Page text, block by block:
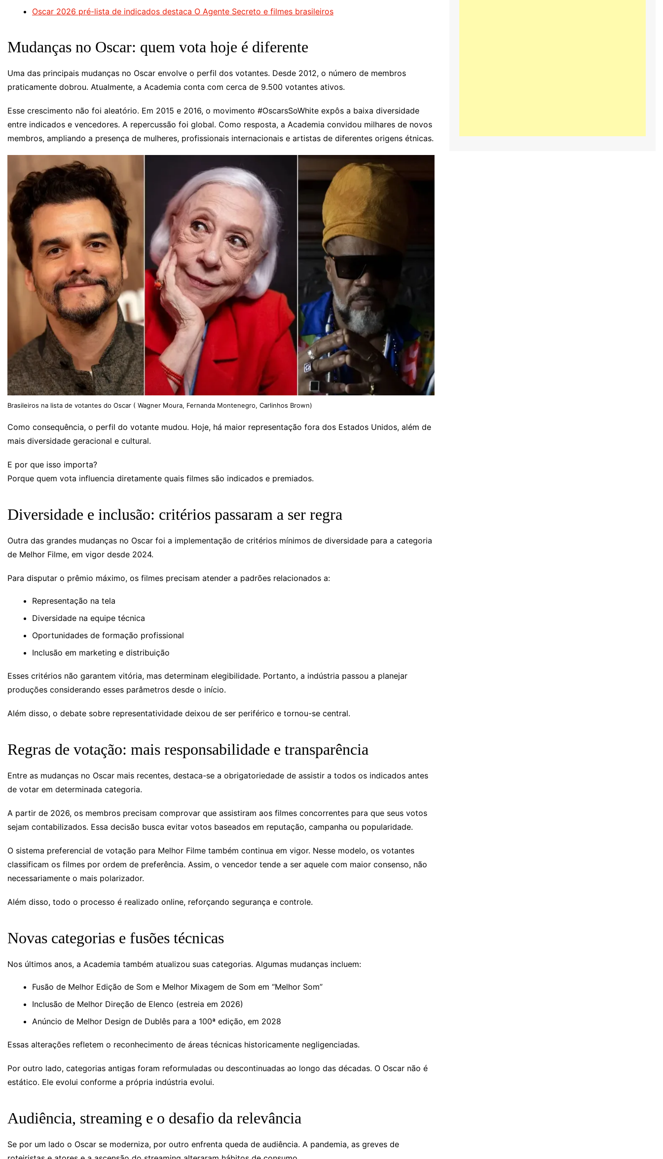
Oscar 2026 pré-lista de indicados destaca O Agente Secreto e filmes brasileiros
Mudanças no Oscar: quem vota hoje é diferente
Uma das principais mudanças no Oscar envolve o perfil dos votantes. Desde 2012, o número de membros
praticamente dobrou. Atualmente, a Academia conta com cerca de 9.500 votantes ativos.
Esse crescimento não foi aleatório. Em 2015 e 2016, o movimento #OscarsSoWhite expôs a baixa diversidade
entre indicados e vencedores. A repercussão foi global. Como resposta, a Academia convidou milhares de novos
membros, ampliando a presença de mulheres, profissionais internacionais e artistas de diferentes origens étnicas.
Brasileiros na lista de votantes do Oscar ( Wagner Moura, Fernanda Montenegro, Carlinhos Brown)
Como consequência, o perfil do votante mudou. Hoje, há maior representação fora dos Estados Unidos, além de
mais diversidade geracional e cultural.
E por que isso importa?
Porque quem vota influencia diretamente quais filmes são indicados e premiados.
Diversidade e inclusão: critérios passaram a ser regra
Outra das grandes mudanças no Oscar foi a implementação de critérios mínimos de diversidade para a categoria
de Melhor Filme, em vigor desde 2024.
Para disputar o prêmio máximo, os filmes precisam atender a padrões relacionados a:
Representação na tela
Diversidade na equipe técnica
Oportunidades de formação profissional
Inclusão em marketing e distribuição
Esses critérios não garantem vitória, mas determinam elegibilidade. Portanto, a indústria passou a planejar
produções considerando esses parâmetros desde o início.
Além disso, o debate sobre representatividade deixou de ser periférico e tornou-se central.
Regras de votação: mais responsabilidade e transparência
Entre as mudanças no Oscar mais recentes, destaca-se a obrigatoriedade de assistir a todos os indicados antes
de votar em determinada categoria.
A partir de 2026, os membros precisam comprovar que assistiram aos filmes concorrentes para que seus votos
sejam contabilizados. Essa decisão busca evitar votos baseados em reputação, campanha ou popularidade.
O sistema preferencial de votação para Melhor Filme também continua em vigor. Nesse modelo, os votantes
classificam os filmes por ordem de preferência. Assim, o vencedor tende a ser aquele com maior consenso, não
necessariamente o mais polarizador.
Além disso, todo o processo é realizado online, reforçando segurança e controle.
Novas categorias e fusões técnicas
Nos últimos anos, a Academia também atualizou suas categorias. Algumas mudanças incluem:
Fusão de Melhor Edição de Som e Melhor Mixagem de Som em “Melhor Som”
Inclusão de Melhor Direção de Elenco (estreia em 2026)
Anúncio de Melhor Design de Dublês para a 100ª edição, em 2028
Essas alterações refletem o reconhecimento de áreas técnicas historicamente negligenciadas.
Por outro lado, categorias antigas foram reformuladas ou descontinuadas ao longo das décadas. O Oscar não é
estático. Ele evolui conforme a própria indústria evolui.
Audiência, streaming e o desafio da relevância
Se por um lado o Oscar se moderniza, por outro enfrenta queda de audiência. A pandemia, as greves de